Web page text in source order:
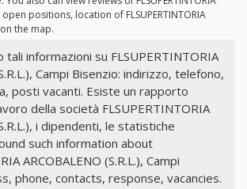
open positions, location of FLSUPERTINTORIA
on the map.
informazioni su FLSUPERTINTORIA
Campi Bisenzio: indirizzo, telefono,
posti vacanti. Esiste un rapporto
della società FLSUPERTINTORIA
i dipendenti, le statistiche
such information about
ARCOBALENO (S.R.L.), Campi
phone, contacts, response, vacancies.